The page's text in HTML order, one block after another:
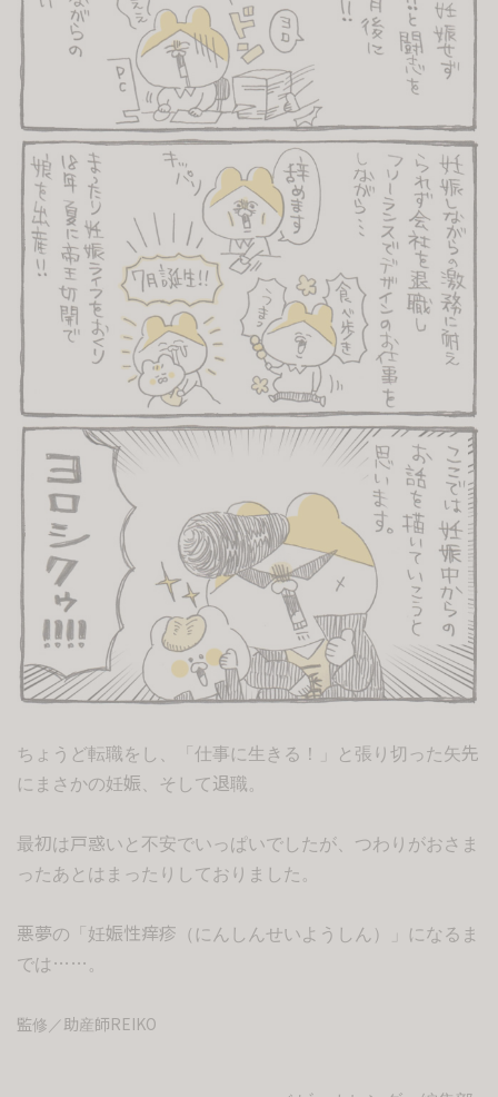
ちょうど転職をし、「仕事に生きる！」と張り切った矢先
にまさかの妊娠、そして退職。
最初は戸惑いと不安でいっぱいでしたが、つわりがおさま
ったあとはまったりしておりました。
悪夢の「妊娠性痒疹（にんしんせいようしん）」になるま
では……。
監修／助産師REIKO